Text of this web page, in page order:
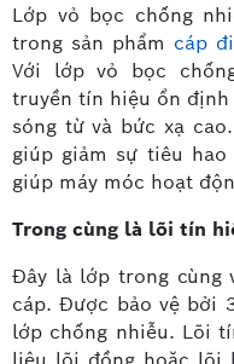
Lớp vỏ bọc chống
trong sản phẩm cáp
Với lớp vỏ bọc
truyền tín hiệu ổn định
sóng từ và bức xạ
giúp giảm sự tiêu
giúp máy móc hoạt
Trong cùng là lõi tín
Đây là lớp trong cùng
cáp. Được bảo vệ bởi
lớp chống nhiễu. Lõi